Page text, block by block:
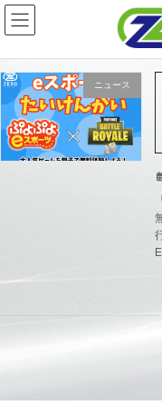
コ
ン
テ
ン
ツ
へ
ス
キ
ッ
プ
ナ
ビ
ゲ
ー
シ
ョ
ン
に
移
動
ニュース